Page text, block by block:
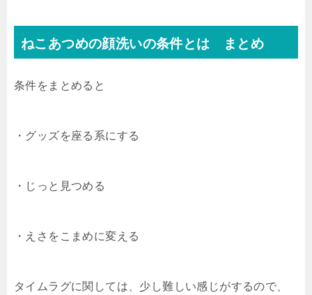
ねこあつめの顔洗いの条件とは まとめ
条件をまとめると
・グッズを座る系にする
・じっと見つめる
・えさをこまめに変える
タイムラグに関しては、少し難しい感じがするので、